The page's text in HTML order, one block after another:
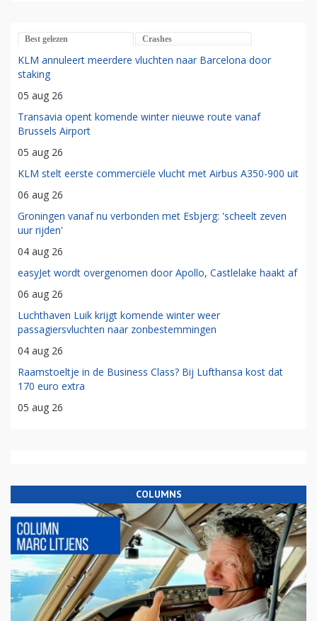
Best gelezen Crashes
KLM annuleert meerdere vluchten naar Barcelona door
staking
05 aug 26
Transavia opent komende winter nieuwe route vanaf
Brussels Airport
05 aug 26
KLM stelt eerste commerciële vlucht met Airbus A350-900 uit
06 aug 26
Groningen vanaf nu verbonden met Esbjerg: 'scheelt zeven
uur rijden'
04 aug 26
easyJet wordt overgenomen door Apollo, Castlelake haakt af
06 aug 26
Luchthaven Luik krijgt komende winter weer
passagiersvluchten naar zonbestemmingen
04 aug 26
Raamstoeltje in de Business Class? Bij Lufthansa kost dat
170 euro extra
05 aug 26
COLUMNS